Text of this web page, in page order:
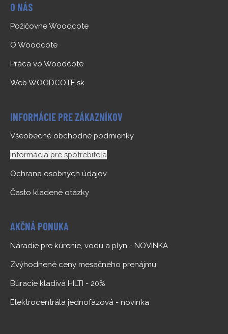
O NÁS
Požičovne Woodcote
O Woodcote
Práca vo Woodcote
Web WOODCOTE.sk
INFORMÁCIE PRE ZÁKAZNÍKOV
Všeobecné obchodné podmienky
Informácia pre spotrebiteľa
Ochrana osobných údajov
Často kladené otázky
AKČNÁ PONUKA
Náradie pre kúrenie, vodu a plyn - NOVINKA
Zvýhodnené ceny mesačného prenájmu
Búracie kladivá HILTI - 20%
Elektrocentrála jednofázová - novinka